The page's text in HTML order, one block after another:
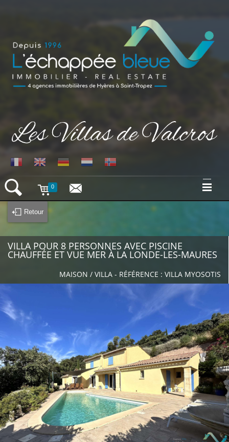
VILLAS VACANCES
RÉSERVATION
Réservez votre séjour
Moyens de paiement
Assurance annulation
CONTACT
À VOIR À FAIRE
Les plus belles plages
à faire
Le golf de Valcros
Se restaurer
L'office de tourisme
PROPRIÉTAIRES
NOS VENTES
0
Retour
VILLA POUR 8 PERSONNES AVEC PISCINE
CHAUFFÉE ET VUE MER À LA LONDE-LES-MAURES
MAISON / VILLA - RÉFÉRENCE : VILLA MYOSOTIS